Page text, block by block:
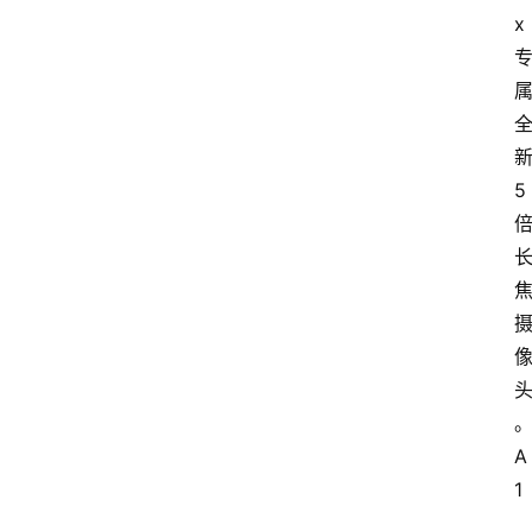
x
专
属
全
新
5
倍
长
焦
摄
像
头
。
A
1